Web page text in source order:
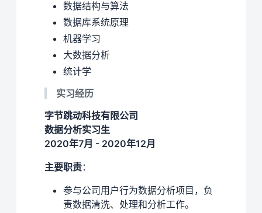
数据结构与算法
数据库系统原理
机器学习
大数据分析
统计学
实习经历
字节跳动科技有限公司
数据分析实习生
2020年7月 - 2020年12月
主要职责：
参与公司用户行为数据分析项目，负
责数据清洗、处理和分析工作。